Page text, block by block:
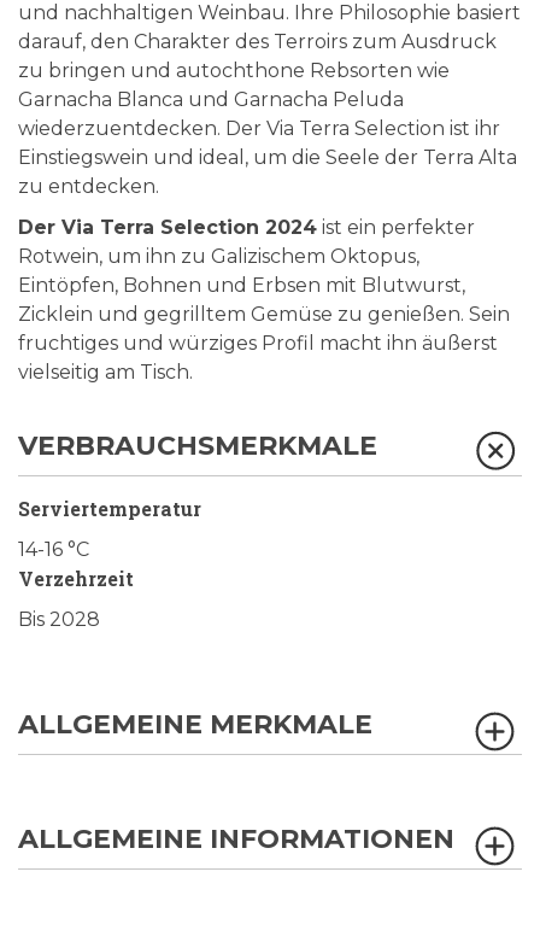
und nachhaltigen Weinbau. Ihre Philosophie basiert
darauf, den Charakter des Terroirs zum Ausdruck
zu bringen und autochthone Rebsorten wie
Garnacha Blanca und Garnacha Peluda
wiederzuentdecken. Der Via Terra Selection ist ihr
Einstiegswein und ideal, um die Seele der Terra Alta
zu entdecken.
Der Via Terra Selection 2024 ist ein perfekter
Rotwein, um ihn zu Galizischem Oktopus,
Eintöpfen, Bohnen und Erbsen mit Blutwurst,
Zicklein und gegrilltem Gemüse zu genießen. Sein
fruchtiges und würziges Profil macht ihn äußerst
vielseitig am Tisch.
VERBRAUCHSMERKMALE
Serviertemperatur
14-16 °C
Verzehrzeit
Bis 2028
ALLGEMEINE MERKMALE
ALLGEMEINE INFORMATIONEN